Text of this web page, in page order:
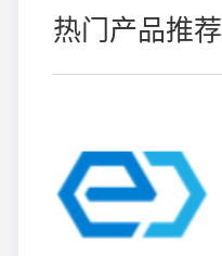
热门产品推荐